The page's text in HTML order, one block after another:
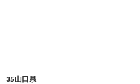
35山口県